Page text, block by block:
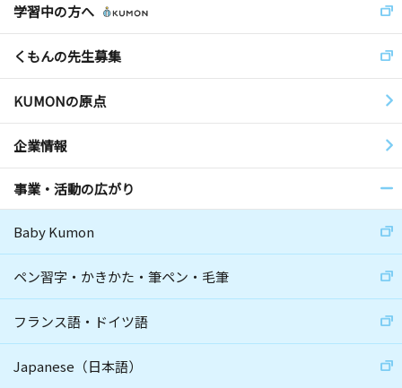
学習中の方へ
くもんの先生募集
KUMONの原点
企業情報
事業・活動の広がり
Baby Kumon
ペン習字・かきかた・筆ペン・毛筆
フランス語・ドイツ語
Japanese（日本語）